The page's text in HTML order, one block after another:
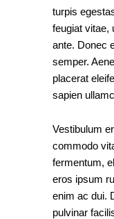
turpis
feugiat vitae,
ante. Donec
semper.
placerat
sapien
Vestibulum
commodo
fermentum,
eros ipsum
enim ac dui.
pulvinar